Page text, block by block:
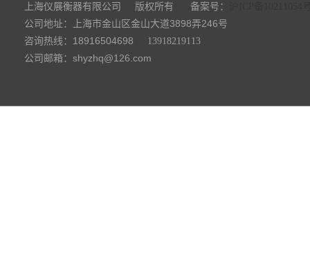
上海仪展衡器有限公司 版权所有 备案号：
公司地址：上海市金山区金山大道3898弄246号
咨询热线：18916504698
13918219113
公司邮箱：shyzhq@126.com